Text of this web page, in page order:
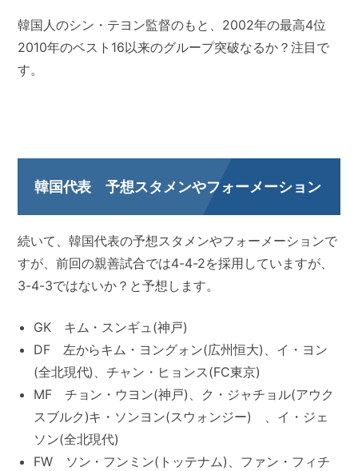
韓国人のシン・テヨン監督のもと、2002年の最高4位
2010年のベスト16以来のグループ突破なるか？注目で
す。
韓国代表 予想スタメンやフォーメーション
続いて、韓国代表の予想スタメンやフォーメーションで
すが、前回の親善試合では4-4-2を採用していますが、
3-4-3ではないか？と予想します。
GK キム・スンギュ(神戸)
DF 左からキム・ヨングォン(広州恒大)、イ・ヨン
(全北現代)、チャン・ヒョンス(FC東京)
MF チョン・ウヨン(神戸)、ク・ジャチョル(アウク
スブルク)キ・ソンヨン(スウォンジー) 、イ・ジェ
ソン(全北現代)
FW ソン・フンミン(トッテナム)、ファン・フィチ